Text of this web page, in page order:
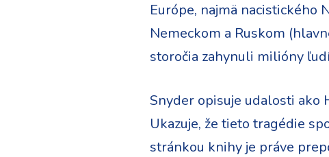
Európe, najmä nacistického
Nemeckom a Ruskom
storočia zahynuli milióny
Snyder opisuje udalosti ako
Ukazuje, že tieto tragédie
stránkou knihy je práve